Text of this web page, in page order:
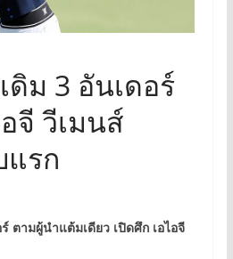
เดิม 3 อันเดอร์
จี วีเมนส์
แรก
ร์ ตามผู้นำแต้มเดียว เปิดศึก เอไอจี